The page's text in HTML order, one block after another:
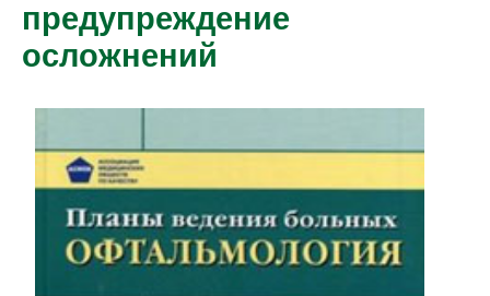
предупреждение
осложнений